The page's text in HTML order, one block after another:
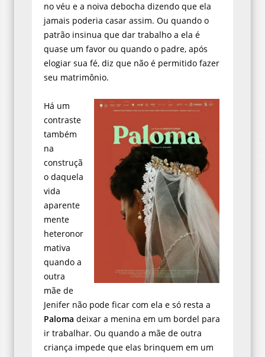
no véu e a noiva debocha dizendo que ela
jamais poderia casar assim. Ou quando o
patrão insinua que dar trabalho a ela é
quase um favor ou quando o padre, após
elogiar sua fé, diz que não é permitido fazer
seu matrimônio.
Há um
contraste
também
na
construçã
o daquela
vida
aparente
mente
heteronor
mativa
quando a
outra
mãe de
Jenifer não pode ficar com ela e só resta a
Paloma deixar a menina em um bordel para
ir trabalhar. Ou quando a mãe de outra
criança impede que elas brinquem em um